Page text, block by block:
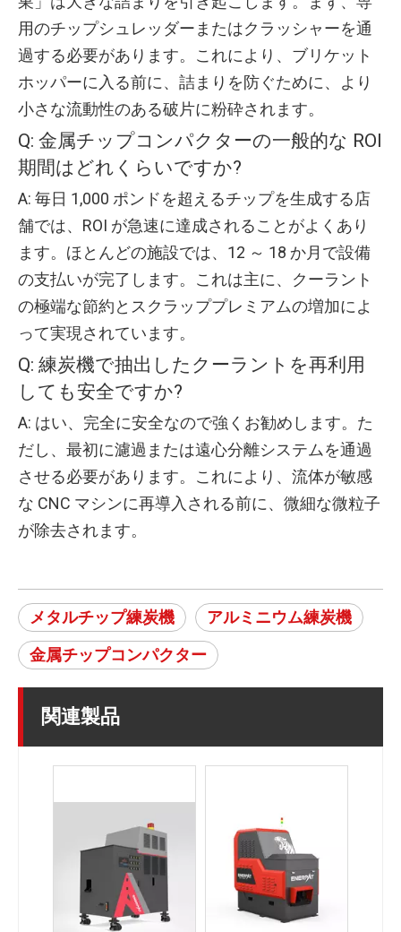
用のチップシュレッダーまたはクラッシャーを通
過する必要があります。これにより、ブリケット
ホッパーに入る前に、詰まりを防ぐために、より
小さな流動性のある破片に粉砕されます。
Q: 金属チップコンパクターの一般的な ROI
期間はどれくらいですか?
A: 毎日 1,000 ポンドを超えるチップを生成する店
舗では、ROI が急速に達成されることがよくあり
ます。ほとんどの施設では、12 ～ 18 か月で設備
の支払いが完了します。これは主に、クーラント
の極端な節約とスクラッププレミアムの増加によ
って実現されています。
Q: 練炭機で抽出したクーラントを再利用
しても安全ですか?
A: はい、完全に安全なので強くお勧めします。た
だし、最初に濾過または遠心分離システムを通過
させる必要があります。これにより、流体が敏感
な CNC マシンに再導入される前に、微細な微粒子
が除去されます。
メタルチップ練炭機
アルミニウム練炭機
金属チップコンパクター
関連製品